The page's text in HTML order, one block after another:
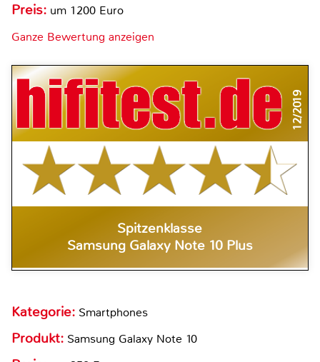
Preis: um 1200 Euro
Ganze Bewertung anzeigen
12/2019
Spitzenklasse
Samsung Galaxy Note 10 Plus
Kategorie: Smartphones
Produkt: Samsung Galaxy Note 10